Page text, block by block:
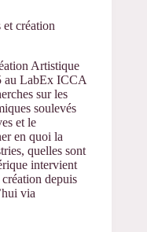
création
Artistique
au LabEx ICCA
sur les
soulevés
et le
en quoi la
quelles sont
intervient
depuis
via